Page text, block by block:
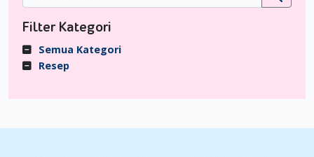
Filter Kategori
Semua Kategori
Resep